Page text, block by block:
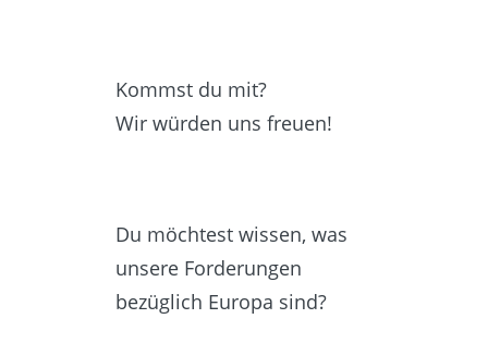
Kommst du mit?
Wir würden uns freuen!
Du möchtest wissen, was
unsere Forderungen
bezüglich Europa sind?